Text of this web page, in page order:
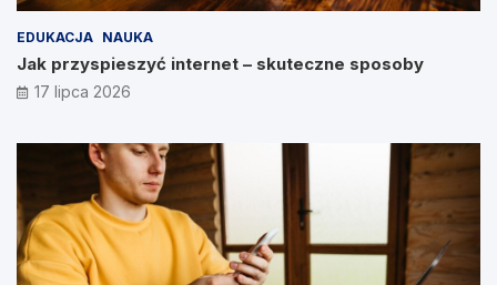
EDUKACJA NAUKA
Jak przyspieszyć internet – skuteczne sposoby
17 lipca 2026